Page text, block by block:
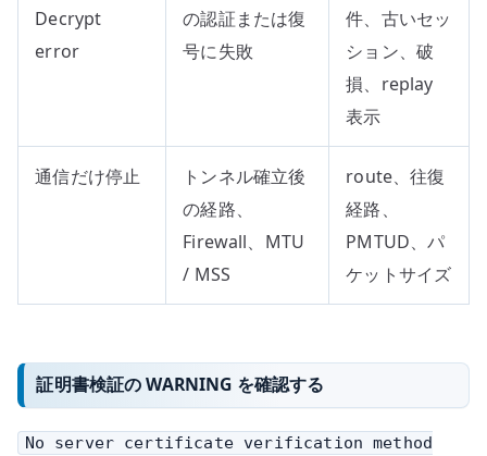
Decrypt
error
の認証または復
号に失敗
件、古いセッ
ション、破
損、replay
表示
通信だけ停止
トンネル確立後
の経路、
Firewall、MTU
/ MSS
route、往復
経路、
PMTUD、パ
ケットサイズ
証明書検証の WARNING を確認する
No server certificate verification method